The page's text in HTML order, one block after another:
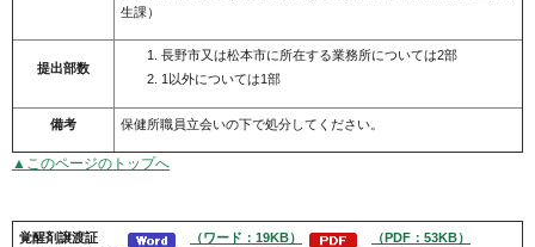
生課）
提出部数
長野市又は松本市に所在する業務所については2部
1以外については1部
備考 保健所職員立会いの下で処分してください。
▲このページのトップへ
覚醒剤譲渡証 （ワード：19KB）
（PDF：53KB）